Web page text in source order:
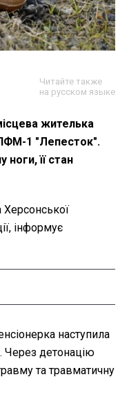
Читайте также
на русском языке
жителька
ПФМ-1 "Лепесток".
її стан
інформує
наступила
Через детонацію
та травматичну